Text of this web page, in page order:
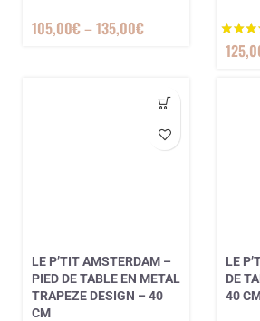
105,00€–135,00€
LE P’TIT AMSTERDAM –
PIED DE TABLE EN METAL
TRAPEZE DESIGN – 40
CM
LE
DE
40